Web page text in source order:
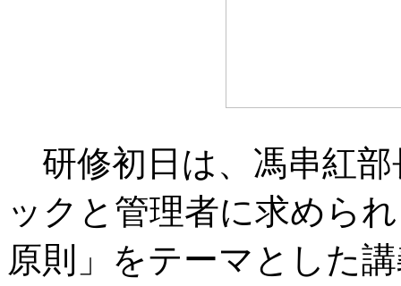
研修初日は、馮串紅部
ックと管理者に求めら
原則」をテーマとした